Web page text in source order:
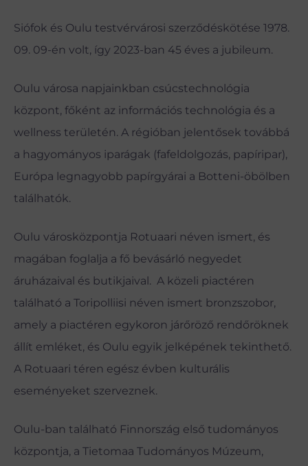
Siófok és Oulu testvérvárosi szerződéskötése 1978.
09. 09-én volt, így 2023-ban 45 éves a jubileum.
Oulu városa napjainkban csúcstechnológia
központ, főként az információs technológia és a
wellness területén. A régióban jelentősek továbbá
a hagyományos iparágak (fafeldolgozás, papíripar),
Európa legnagyobb papírgyárai a Botteni-öbölben
találhatók.
Oulu városközpontja Rotuaari néven ismert, és
magában foglalja a fő bevásárló negyedet
áruházaival és butikjaival. A közeli piactéren
található a Toripolliisi néven ismert bronzszobor,
amely a piactéren egykoron járőröző rendőröknek
állít emléket, és Oulu egyik jelképének tekinthető.
A Rotuaari téren egész évben kulturális
eseményeket szerveznek.
Oulu-ban található Finnország első tudományos
központja, a Tietomaa Tudományos Múzeum,